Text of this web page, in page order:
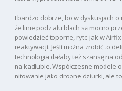
———————
I bardzo dobrze, bo w dyskusjach o
że linie podziału blach są mocno
powiedzieć toporne, ryte jak w
reaktywacji. Jeśli można zrobić to
technologia dałaby też szansę na
na kadłubie. Współczesne modele
nitowanie jako drobne dziurki, ale